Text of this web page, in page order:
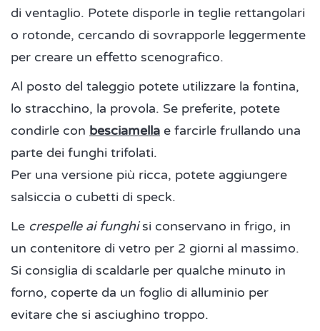
di ventaglio. Potete disporle in teglie rettangolari
o rotonde, cercando di sovrapporle leggermente
per creare un effetto scenografico.
Al posto del taleggio potete utilizzare la fontina,
lo stracchino, la provola. Se preferite, potete
condirle con besciamella e farcirle frullando una
parte dei funghi trifolati.
Per una versione più ricca, potete aggiungere
salsiccia o cubetti di speck.
Le crespelle ai funghisi conservano in frigo, in
un contenitore di vetro per 2 giorni al massimo.
Si consiglia di scaldarle per qualche minuto in
forno, coperte da un foglio di alluminio per
evitare che si asciughino troppo.